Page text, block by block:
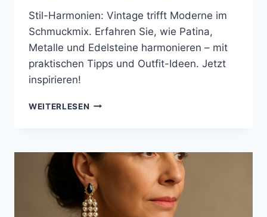
Stil-Harmonien: Vintage trifft Moderne im
Schmuckmix. Erfahren Sie, wie Patina,
Metalle und Edelsteine harmonieren – mit
praktischen Tipps und Outfit-Ideen. Jetzt
inspirieren!
WEITERLESEN STILHARMONIEN:
–
SCHMUCKMIX
VON
TANTEJETJE